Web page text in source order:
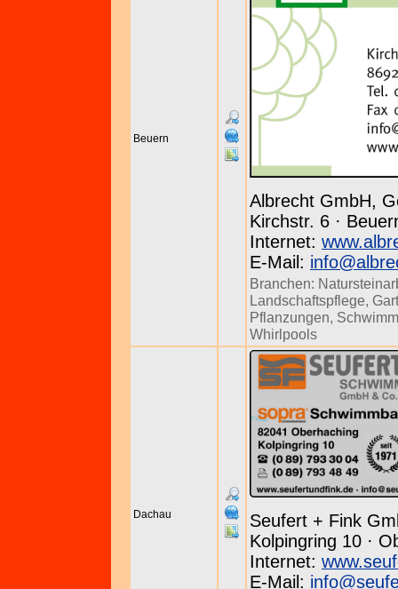
Beuern
Albrecht GmbH,
Kirchstr. 6 ·
Internet:
E-Mail:
Branchen:
Landschaftspflege,
Pflanzungen,
Whirlpools
Dachau
Seufert + Fink
Kolpingring 10 ·
Internet:
E-Mail: